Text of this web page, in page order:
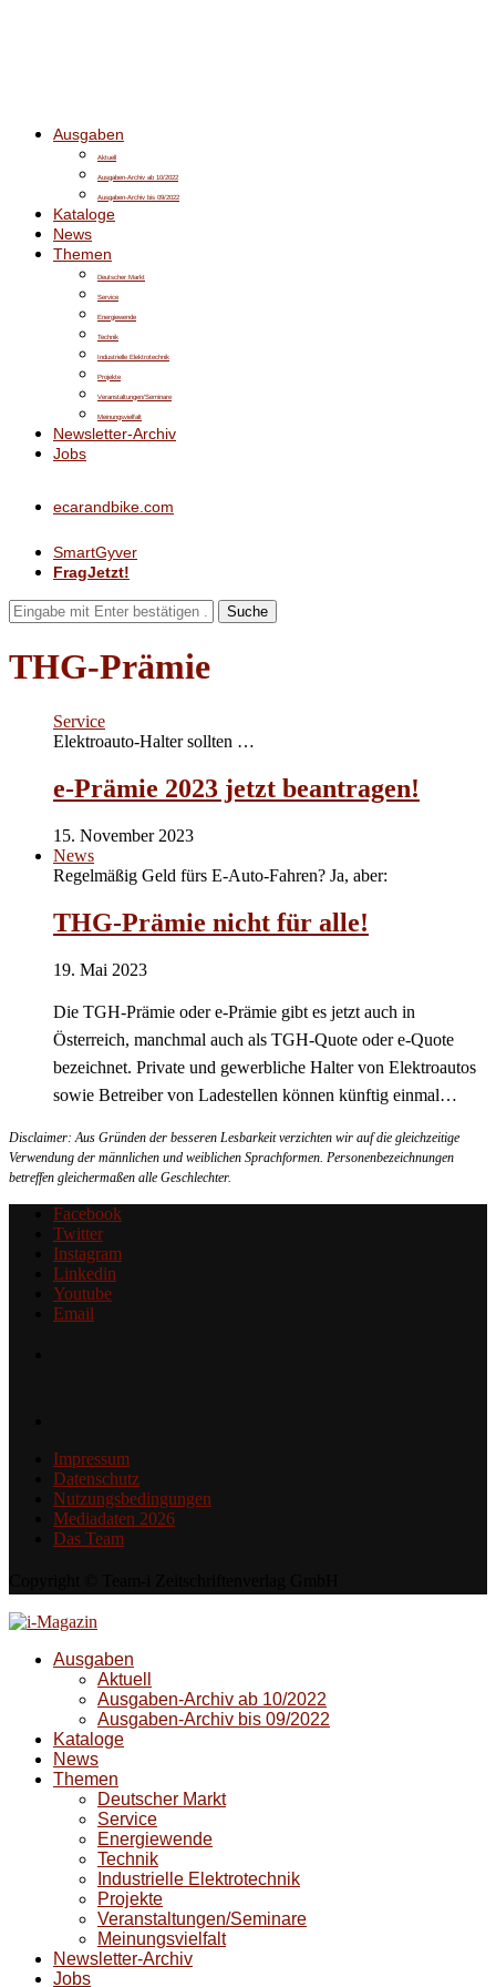
Ausgaben
Aktuell
Ausgaben-Archiv ab 10/2022
Ausgaben-Archiv bis 09/2022
Kataloge
News
Themen
Deutscher Markt
Service
Energiewende
Technik
Industrielle Elektrotechnik
Projekte
Veranstaltungen/Seminare
Meinungsvielfalt
Newsletter-Archiv
Jobs
ecarandbike.com
SmartGyver
FragJetzt!
Suche
THG-Prämie
Service
Elektroauto-Halter sollten …
e-Prämie 2023 jetzt beantragen!
15. November 2023
News
Regelmäßig Geld fürs E-Auto-Fahren? Ja, aber:
THG-Prämie nicht für alle!
19. Mai 2023
Die TGH-Prämie oder e-Prämie gibt es jetzt auch in
Österreich, manchmal auch als TGH-Quote oder e-Quote
bezeichnet. Private und gewerbliche Halter von Elektroautos
sowie Betreiber von Ladestellen können künftig einmal…
Disclaimer: Aus Gründen der besseren Lesbarkeit verzichten wir auf die gleichzeitige
Verwendung der männlichen und weiblichen Sprachformen. Personenbezeichnungen
betreffen gleichermaßen alle Geschlechter.
Facebook
Twitter
Instagram
Linkedin
Youtube
Email
Impressum
Datenschutz
Nutzungsbedingungen
Mediadaten 2026
Das Team
Ausgaben
Aktuell
Ausgaben-Archiv ab 10/2022
Ausgaben-Archiv bis 09/2022
Kataloge
News
Themen
Deutscher Markt
Service
Energiewende
Technik
Industrielle Elektrotechnik
Projekte
Veranstaltungen/Seminare
Meinungsvielfalt
Newsletter-Archiv
Jobs